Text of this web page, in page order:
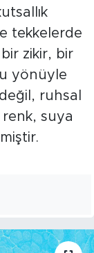
tekkelerde
zikir, bir
yönüyle
ruhsal
suya